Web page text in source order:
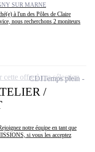
SUR MARNE
à l'un des Pôles de Claire
nous recherchons 2 moniteurs
/
notre équipe en tant que
si vous les acceptez
CDITemps plein
cette offre à ma sélection